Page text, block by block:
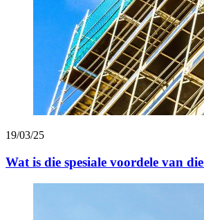
19/03/25
Wat is die spesiale voordele van